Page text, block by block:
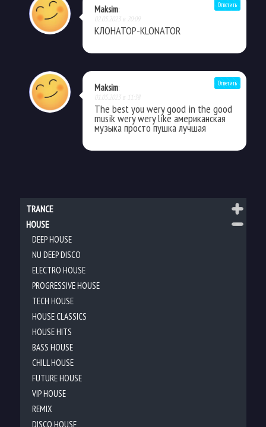
Maksim:
02.05.2023 в 20:09
КЛОНАТОР-KLONATOR
Ответить
Maksim:
01.05.2023 в 11:38
The best you wery good in the good
musik wery wery like американская
музыка просто пушка лучшая
Ответить
TRANCE
HOUSE
DEEP HOUSE
NU DEEP DISCO
ELECTRO HOUSE
PROGRESSIVE HOUSE
TECH HOUSE
HOUSE CLASSICS
HOUSE HITS
BASS HOUSE
CHILL HOUSE
FUTURE HOUSE
VIP HOUSE
REMIX
DISCO HOUSE